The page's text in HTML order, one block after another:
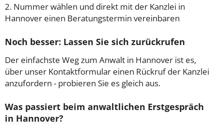
2. Nummer wählen und direkt mit der Kanzlei in
Hannover einen Beratungstermin vereinbaren
Noch besser: Lassen Sie sich zurückrufen
Der einfachste Weg zum Anwalt in Hannover ist es,
über unser Kontaktformular einen Rückruf der Kanzlei
anzufordern - probieren Sie es gleich aus.
Was passiert beim anwaltlichen Erstgespräch
in Hannover?